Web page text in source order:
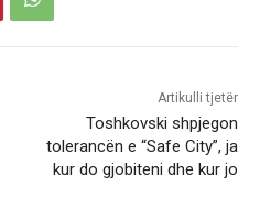
Artikulli tjetër
Toshkovski shpjegon
tolerancën e “Safe City”, ja
kur do gjobiteni dhe kur jo